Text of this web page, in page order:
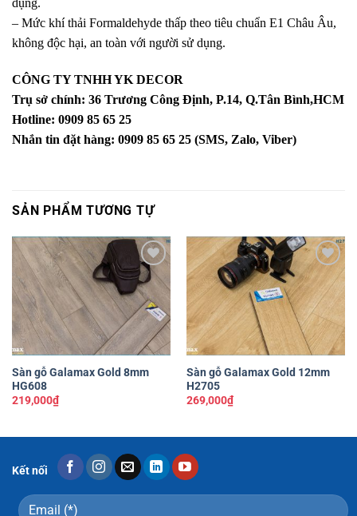
dụng.
– Mức khí thải Formaldehyde thấp theo tiêu chuẩn E1 Châu Âu,
không độc hại, an toàn với người sử dụng.
CÔNG TY TNHH YK DECOR
Trụ sở chính: 36 Trương Công Định, P.14, Q.Tân Bình,HCM
Hotline: 0909 85 65 25
Nhắn tin đặt hàng: 0909 85 65 25 (SMS, Zalo, Viber)
SẢN PHẨM TƯƠNG TỰ
Yêu
thích
Sàn gỗ Galamax Gold 8mm
HG608
219,000₫
Yêu
thích
Sàn gỗ Galamax Gold 12mm
H2705
269,000₫
Kết nối